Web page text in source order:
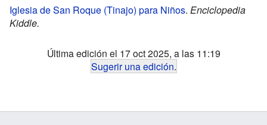
Iglesia de San Roque (Tinajo) para Niños. Enciclopedia
Kiddle.
Última edición el 17 oct 2025, a las 11:19
Sugerir una edición.